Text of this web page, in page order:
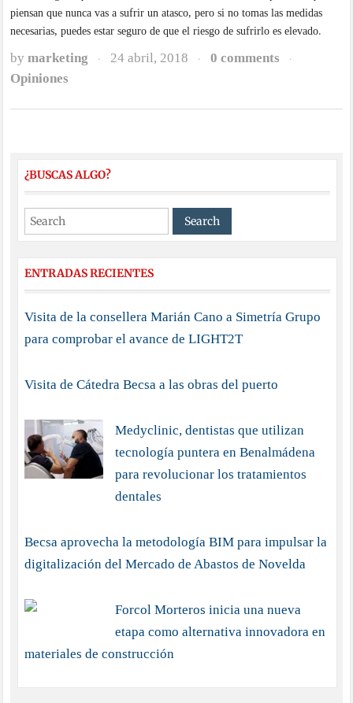
piensan que nunca vas a sufrir un atasco, pero si no tomas las medidas
necesarias, puedes estar seguro de que el riesgo de sufrirlo es elevado.
bymarketing · 24 abril, 2018 · 0 comments ·
Opiniones
¿BUSCAS ALGO?
ENTRADAS RECIENTES
Visita de la consellera Marián Cano a Simetría Grupo
para comprobar el avance de LIGHT2T
Visita de Cátedra Becsa a las obras del puerto
Medyclinic, dentistas que utilizan
tecnología puntera en Benalmádena
para revolucionar los tratamientos
dentales
Becsa aprovecha la metodología BIM para impulsar la
digitalización del Mercado de Abastos de Novelda
Forcol Morteros inicia una nueva
etapa como alternativa innovadora en
materiales de construcción